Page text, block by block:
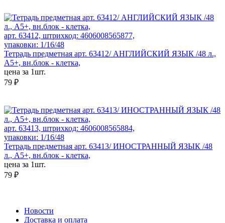
арт. 63412, штрихкод: 4606008565877,
упаковки: 1/16/48
Тетрадь предметная арт. 63412/ АНГЛИЙСКИЙ ЯЗЫК /48 л.,
А5+, вн.блок - клетка,
цена за 1шт.
79 ₽
арт. 63413, штрихкод: 4606008565884,
упаковки: 1/16/48
Тетрадь предметная арт. 63413/ ИНОСТРАННЫЙ ЯЗЫК /48
л., А5+, вн.блок - клетка,
цена за 1шт.
79 ₽
Новости
Доставка и оплата